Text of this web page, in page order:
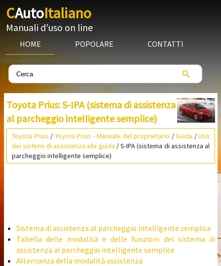
CAutoItaliano
Manuali d'uso on line
HOME POPOLARE CONTATTI
Toyota Prius: S-IPA (sistema di assistenza
al parcheggio intelligente semplice)
Toyota Prius / Toyota Prius - Manuale del proprietario /Guida /Uso
dei sistemi di assistenza alla guida / S-IPA (sistema di assistenza al
parcheggio intelligente semplice)
Sistema di assistenza al parcheggio intelligente semplice
Tabella delle modalità e delle funzioni del sistema di
assistenza al parcheggio intelligente semplice
Alternanza della modalità assistenza